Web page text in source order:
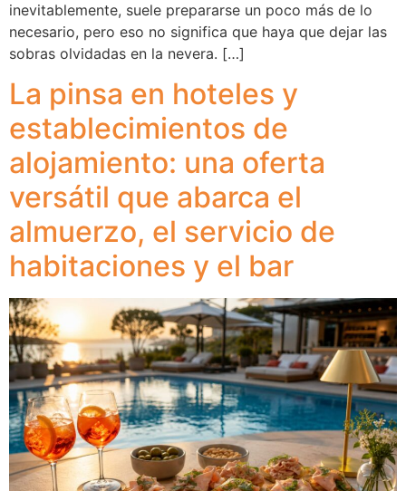
inevitablemente, suele prepararse un poco más de lo
necesario, pero eso no significa que haya que dejar las
sobras olvidadas en la nevera. […]
La pinsa en hoteles y
establecimientos de
alojamiento: una oferta
versátil que abarca el
almuerzo, el servicio de
habitaciones y el bar